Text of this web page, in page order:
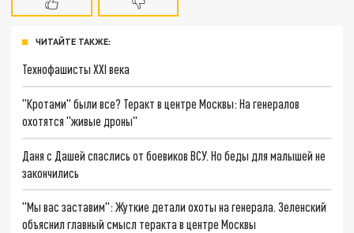
ЧИТАЙТЕ ТАКЖЕ:
Технофашисты XXI века
"Кротами" были все? Теракт в центре Москвы: На генералов
охотятся "живые дроны"
Даня с Дашей спаслись от боевиков ВСУ. Но беды для малышей не
закончились
"Мы вас заставим": Жуткие детали охоты на генерала. Зеленский
объяснил главный смысл теракта в центре Москвы